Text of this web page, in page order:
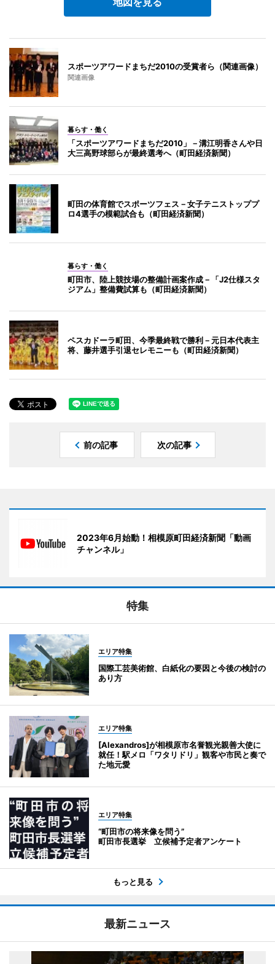
スポーツアワードまちだ2010の受賞者ら（関連画像）
関連画像
暮らす・働く
「スポーツアワードまちだ2010」－溝江明香さんや日
大三高野球部らが最終選考へ（町田経済新聞）
町田の体育館でスポーツフェス－女子テニストッププ
ロ4選手の模範試合も（町田経済新聞）
暮らす・働く
町田市、陸上競技場の整備計画案作成－「J2仕様スタ
ジアム」整備費試算も（町田経済新聞）
ペスカドーラ町田、今季最終戦で勝利－元日本代表主
将、藤井選手引退セレモニーも（町田経済新聞）
前の記事 次の記事
2023年6月始動！相模原町田経済新聞「動画
チャンネル」
特集
エリア特集
国際工芸美術館、白紙化の要因と今後の検討の
あり方
エリア特集
[Alexandros]が相模原市名誉観光親善大使に
就任！駅メロ「ワタリドリ」観客や市民と奏で
た地元愛
エリア特集
“町田市の将来像を問う”
町田市長選挙 立候補予定者アンケート
もっと見る
最新ニュース